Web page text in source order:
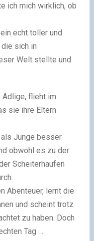
ich mich wirklich, ob
echt toller und
die sich in
Welt stellte und
Adlige, flieht im
sie ihre Eltern
Junge besser
obwohl es zu der
Scheiterhaufen
Abenteuer, lernt die
und scheint trotz
zu haben. Doch
Tag …